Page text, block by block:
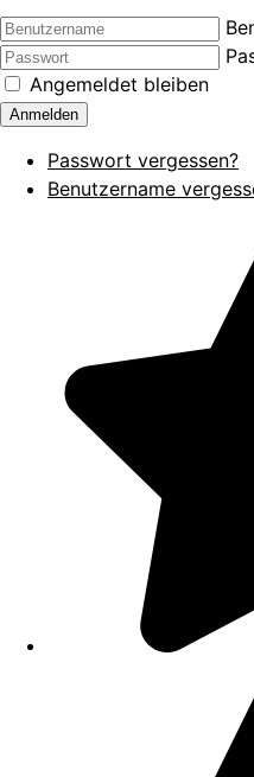
Angemeldet bleiben
Anmelden
Passwort vergessen?
Benutzername